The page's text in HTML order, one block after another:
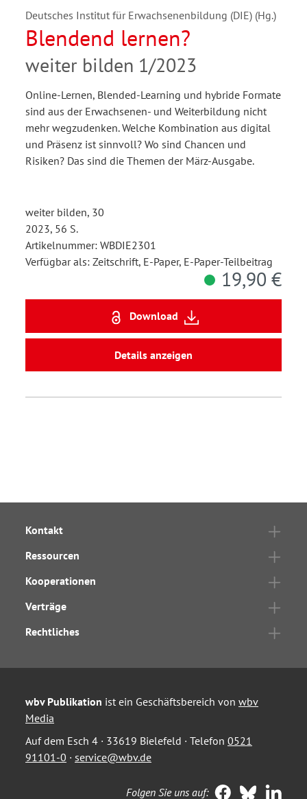
Deutsches Institut für Erwachsenenbildung (DIE) (Hg.)
Blendend lernen?
weiter bilden 1/2023
Online-Lernen, Blended-Learning und hybride Formate
sind aus der Erwachsenen- und Weiterbildung nicht
mehr wegzudenken. Welche Kombination aus digital
und Präsenz ist sinnvoll? Wo sind Chancen und
Risiken? Das sind die Themen der März-Ausgabe.
weiter bilden, 30
2023, 56 S.
Artikelnummer: WBDIE2301
Verfügbar als: Zeitschrift, E-Paper, E-Paper-Teilbeitrag
19,90 €
Download
Details anzeigen
Kontakt
Ressourcen
Kooperationen
Verträge
Rechtliches
wbv Publikation ist ein Geschäftsbereich von wbv
Media
Auf dem Esch 4 · 33619 Bielefeld · Telefon 0521
91101-0 · service@wbv.de
Folgen Sie uns auf: